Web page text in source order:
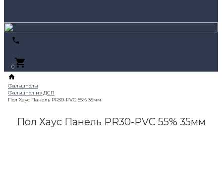
0
Пол Хаус Панель PR30-PVC 55% 35мм